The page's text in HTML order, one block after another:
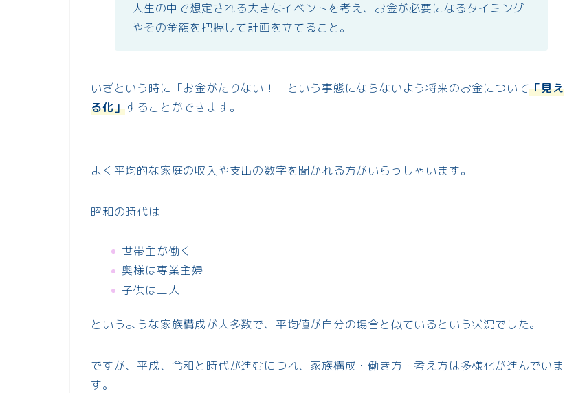
人生の中で想定される大きなイベントを考え、お金が必要になるタイミング
やその金額を把握して計画を立てること。
いざという時に「お金がたりない！」という事態にならないよう将来のお金について「見え
る化」することができます。
よく平均的な家庭の収入や支出の数字を聞かれる方がいらっしゃいます。
昭和の時代は
世帯主が働く
奥様は専業主婦
子供は二人
というような家族構成が大多数で、平均値が自分の場合と似ているという状況でした。
ですが、平成、令和と時代が進むにつれ、家族構成・働き方・考え方は多様化が進んでいま
す。